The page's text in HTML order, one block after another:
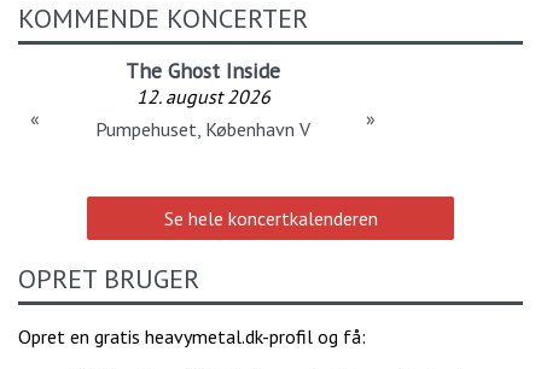
KOMMENDE KONCERTER
The Ghost Inside
12. august 2026
Pumpehuset, København V
« »
Se hele koncertkalenderen
OPRET BRUGER
Opret en gratis heavymetal.dk-profil og få: